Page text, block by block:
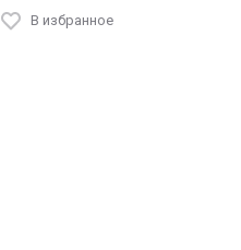
В избранное